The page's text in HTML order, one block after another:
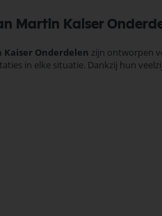
Martin Kaiser
Kaiser Onderdelen zijn ontworpen
in elke situatie. Dankzij hun